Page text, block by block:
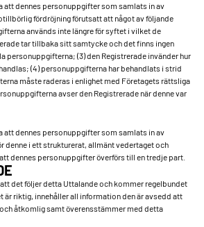
att dennes personuppgifter som samlats in av
fördröjning förutsatt att något av följande
används inte längre för syftet i vilket de
tar tillbaka sitt samtycke och det finns ingen
personuppgifterna; (3) den Registrerade invänder hur
(4) personuppgifterna har behandlats i strid
måste raderas i enlighet med Företagets rättsliga
avser den Registrerade när denne var
att dennes personuppgifter som samlats in av
denne i ett strukturerat, allmänt vedertaget och
dennes personuppgifter överförs till en tredje part.
det följer detta Uttalande och kommer regelbundet
riktig, innehåller all information den är avsedd att
åtkomlig samt överensstämmer med detta